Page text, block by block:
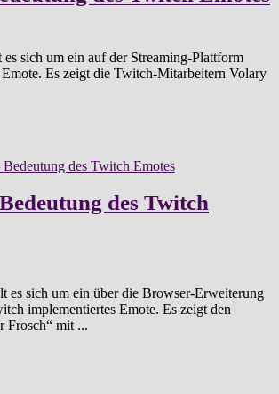
sich um ein auf der Streaming-Plattform
Es zeigt die Twitch-Mitarbeitern Volary
des Twitch
es sich um ein über die Browser-Erweiterung
implementiertes Emote. Es zeigt den
Frosch“ mit ...